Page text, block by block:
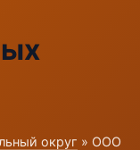
округ » ООО